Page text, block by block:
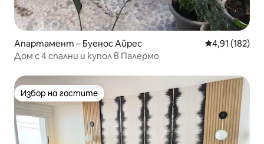
Апартамент – Буенос Айрес Средна
4,91 (182)
Дом с 4 спални и купол в Палермо
Избор на гостите
Избор на гостите